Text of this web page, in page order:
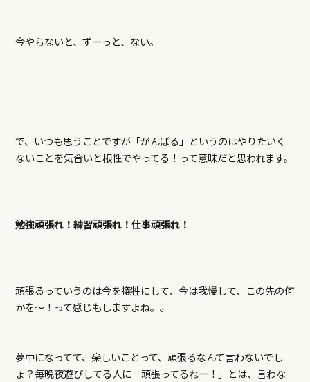
今やらないと、ずーっと、ない。
で、いつも思うことですが「がんばる」というのはやりたいく
ないことを気合いと根性でやってる！って意味だと思われます。
勉強頑張れ！練習頑張れ！仕事頑張れ！
頑張るっていうのは今を犠牲にして、今は我慢して、この先の何
かを～！って感じもしますよね。。
夢中になってて、楽しいことって、頑張るなんて言わないでし
ょ？毎晩夜遊びしてる人に「頑張ってるねー！」とは、言わな